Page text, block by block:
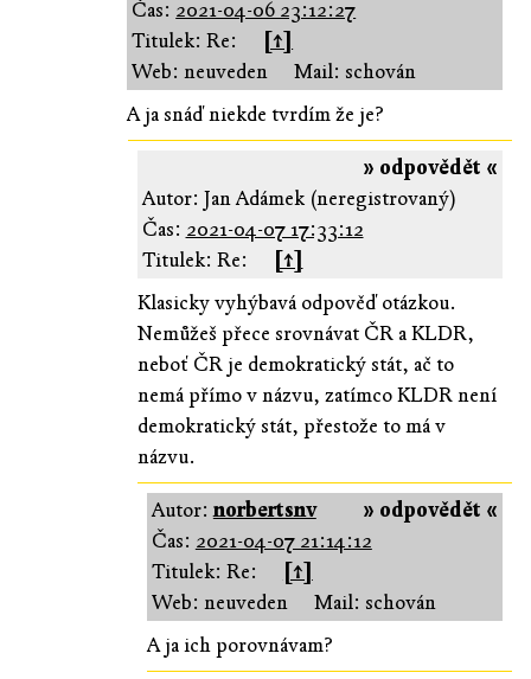
Čas: 2021-04-06 23:12:27
Titulek: Re:
[↑]
Web: neuveden
Mail: schován
A ja snáď niekde tvrdím že je?
» odpovědět «
Autor: Jan Adámek (neregistrovaný)
Čas: 2021-04-07 17:33:12
Titulek: Re:
[↑]
Klasicky vyhýbavá odpověď otázkou.
Nemůžeš přece srovnávat ČR a KLDR,
neboť ČR je demokratický stát, ač to
nemá přímo v názvu, zatímco KLDR není
demokratický stát, přestože to má v
názvu.
» odpovědět «
Autor:norbertsnv
Čas: 2021-04-07 21:14:12
Titulek: Re:
[↑]
Web: neuveden
Mail: schován
A ja ich porovnávam?